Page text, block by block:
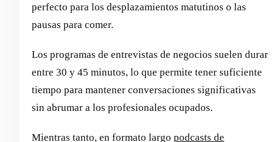
perfecto para los desplazamientos matutinos o las
pausas para comer.
Los programas de entrevistas de negocios suelen durar
entre 30 y 45 minutos, lo que permite tener suficiente
tiempo para mantener conversaciones significativas
sin abrumar a los profesionales ocupados.
Mientras tanto, en formato largo podcasts de